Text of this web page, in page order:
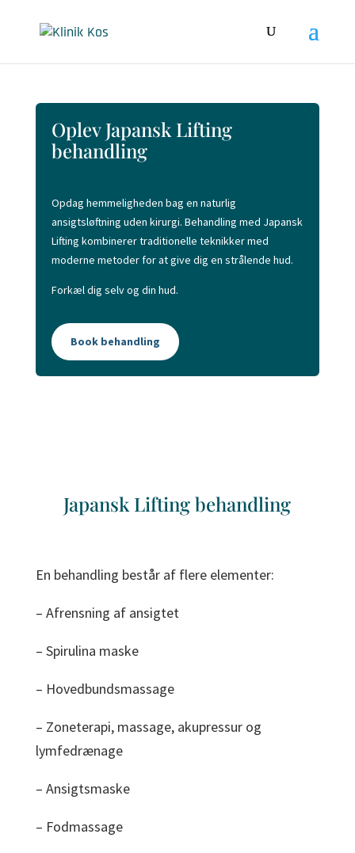
Oplev Japansk Lifting
behandling
Opdag hemmeligheden bag en naturlig
ansigtsløftning uden kirurgi. Behandling med Japansk
Lifting kombinerer traditionelle teknikker med
moderne metoder for at give dig en strålende hud.
Forkæl dig selv og din hud.
Book behandling
Japansk Lifting behandling
En behandling består af flere elementer:
– Afrensning af ansigtet
– Spirulina maske
– Hovedbundsmassage
– Zoneterapi, massage, akupressur og
lymfedrænage
– Ansigtsmaske
– Fodmassage